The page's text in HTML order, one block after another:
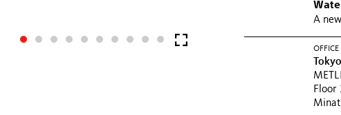
をデ
A
クル
現に
ラク
社員
OFFICE
Tokyo
Floor